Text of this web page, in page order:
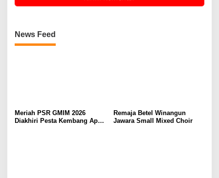
News Feed
Meriah PSR GMIM 2026
Diakhiri Pesta Kembang Api,
Remaja Betel Winangun
Jawara Small Mixed Choir